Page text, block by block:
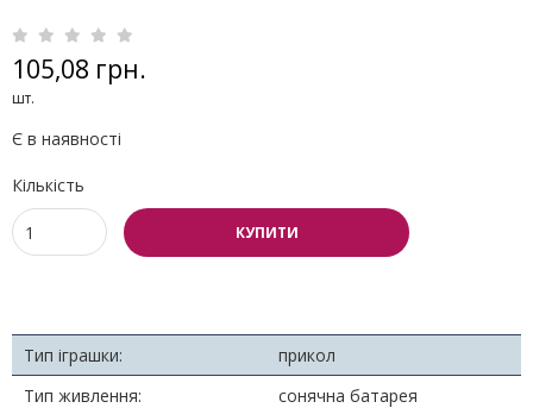
105,08 грн.
шт.
Є в наявності
Кількість
КУПИТИ
Тип іграшки:
прикол
Тип живлення:
сонячна батарея